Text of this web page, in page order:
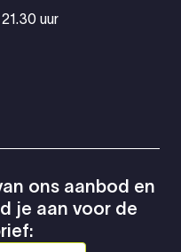
uur
ons aanbod en
je aan voor de